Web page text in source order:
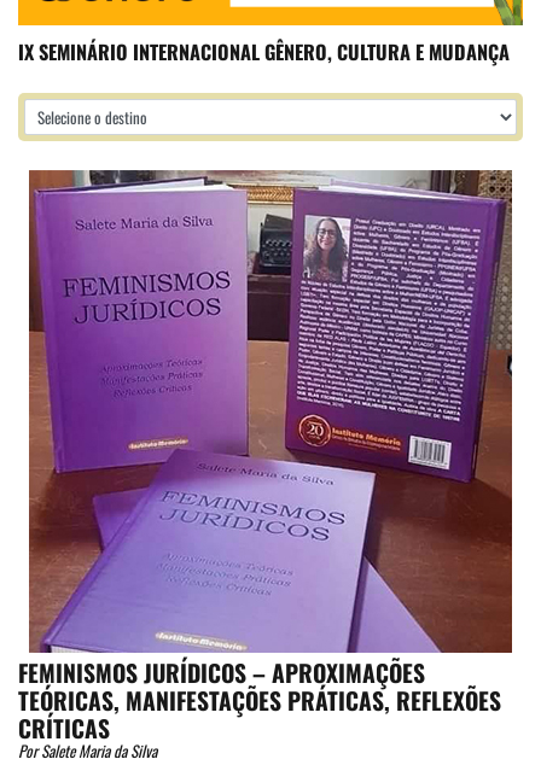
IX SEMINÁRIO INTERNACIONAL GÊNERO, CULTURA E MUDANÇA
FEMINISMOS JURÍDICOS – APROXIMAÇÕES
TEÓRICAS, MANIFESTAÇÕES PRÁTICAS, REFLEXÕES
CRÍTICAS
Por Salete Maria da Silva